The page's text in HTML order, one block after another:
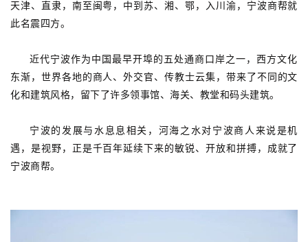
天津、直隶，南至闽粤，中到苏、湘、鄂，入川渝，宁波商帮就
此名震四方。
近代宁波作为中国最早开埠的五处通商口岸之一，西方文化
东渐，世界各地的商人、外交官、传教士云集，带来了不同的文
化和建筑风格，留下了许多领事馆、海关、教堂和码头建筑。
宁波的发展与水息息相关，河海之水对宁波商人来说是机
遇，是视野，正是千百年延续下来的敏锐、开放和拼搏，成就了
宁波商帮。